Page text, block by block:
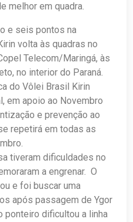
melhor em quadra.
e seis pontos na
volta às quadras no
Telecom/Maringá, às
no interior do Paraná.
do Vôlei Brasil Kirin
em apoio ao Novembro
e prevenção ao
repetirá em todas as
tiveram dificuldades no
a engrenar. O
e foi buscar uma
após passagem de Ygor
ponteiro dificultou a linha